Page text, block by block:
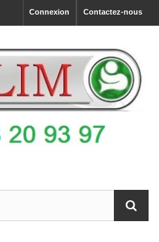
Contactez-nous
Connexion